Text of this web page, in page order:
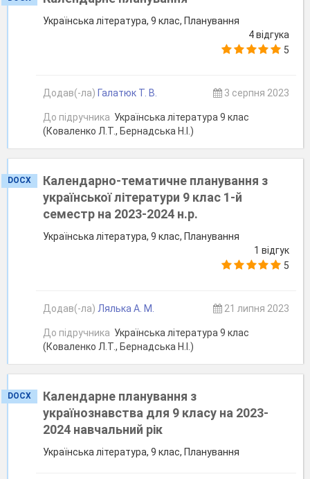
Українська література, 9 клас, Планування
4 відгука
5
Додав(-ла) Галатюк Т. В. 3 серпня 2023
До підручника Українська література 9 клас
(Коваленко Л.Т., Бернадська Н.І.)
DOCX
Календарно-тематичне планування з
української літератури 9 клас 1-й
семестр на 2023-2024 н.р.
Українська література, 9 клас, Планування
1 відгук
5
Додав(-ла) Лялька А. М. 21 липня 2023
До підручника Українська література 9 клас
(Коваленко Л.Т., Бернадська Н.І.)
DOCX
Календарне планування з
українознавства для 9 класу на 2023-
2024 навчальний рік
Українська література, 9 клас, Планування